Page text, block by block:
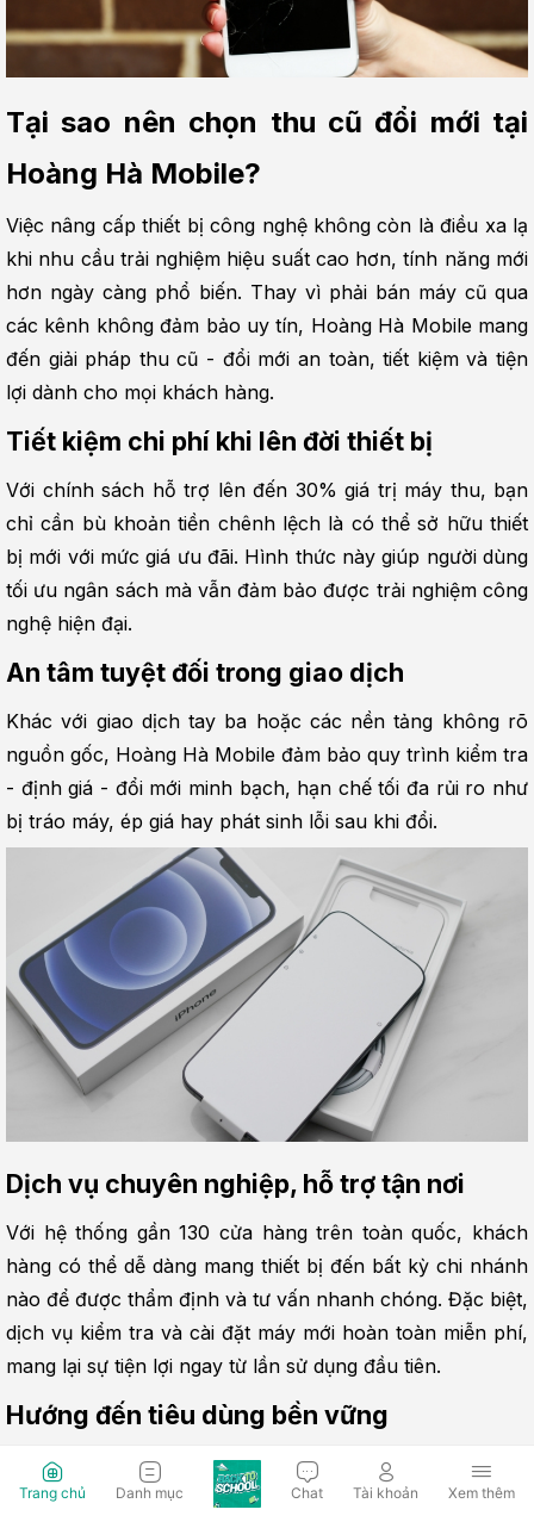
Tại sao nên chọn thu cũ đổi mới tại
Hoàng Hà Mobile?
Việc nâng cấp thiết bị công nghệ không còn là điều xa lạ
khi nhu cầu trải nghiệm hiệu suất cao hơn, tính năng mới
hơn ngày càng phổ biến. Thay vì phải bán máy cũ qua
các kênh không đảm bảo uy tín, Hoàng Hà Mobile mang
đến giải pháp thu cũ - đổi mới an toàn, tiết kiệm và tiện
lợi dành cho mọi khách hàng.
Tiết kiệm chi phí khi lên đời thiết bị
Với chính sách hỗ trợ lên đến 30% giá trị máy thu, bạn
chỉ cần bù khoản tiền chênh lệch là có thể sở hữu thiết
bị mới với mức giá ưu đãi. Hình thức này giúp người dùng
tối ưu ngân sách mà vẫn đảm bảo được trải nghiệm công
nghệ hiện đại.
An tâm tuyệt đối trong giao dịch
Khác với giao dịch tay ba hoặc các nền tảng không rõ
nguồn gốc, Hoàng Hà Mobile đảm bảo quy trình kiểm tra
- định giá - đổi mới minh bạch, hạn chế tối đa rủi ro như
bị tráo máy, ép giá hay phát sinh lỗi sau khi đổi.
Dịch vụ chuyên nghiệp, hỗ trợ tận nơi
Với hệ thống gần 130 cửa hàng trên toàn quốc, khách
hàng có thể dễ dàng mang thiết bị đến bất kỳ chi nhánh
nào để được thẩm định và tư vấn nhanh chóng. Đặc biệt,
dịch vụ kiểm tra và cài đặt máy mới hoàn toàn miễn phí,
mang lại sự tiện lợi ngay từ lần sử dụng đầu tiên.
Hướng đến tiêu dùng bền vững
Ngoài lợi ích tài chính, chương trình này còn góp phần
giảm thiểu rác thải điện tử và thúc đẩy vòng đời sử dụng
Trang chủ Danh mục Chat Tài khoản Xem thêm